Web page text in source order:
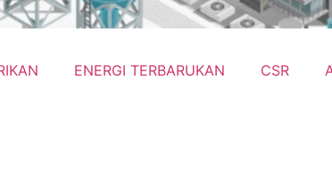
ENERGI TERBARUKAN CSR